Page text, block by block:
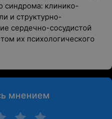
синдрома: клинико-
и структурно-
сердечно-сосудистой
их психологического
мнением